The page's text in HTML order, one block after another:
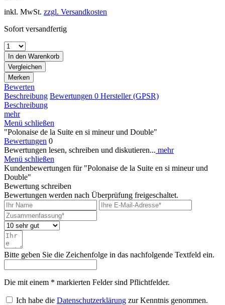
inkl. MwSt. zzgl. Versandkosten
Sofort versandfertig
In den Warenkorb
Vergleichen
Merken
Bewerten
Beschreibung Bewertungen 0 Hersteller (GPSR)
Beschreibung
mehr
Menü schließen
"Polonaise de la Suite en si mineur und Double"
Bewertungen 0
Bewertungen lesen, schreiben und diskutieren... mehr
Menü schließen
Kundenbewertungen für "Polonaise de la Suite en si mineur und
Double"
Bewertung schreiben
Bewertungen werden nach Überprüfung freigeschaltet.
Bitte geben Sie die Zeichenfolge in das nachfolgende Textfeld ein.
Die mit einem * markierten Felder sind Pflichtfelder.
Ich habe die Datenschutzerklärung zur Kenntnis genommen.